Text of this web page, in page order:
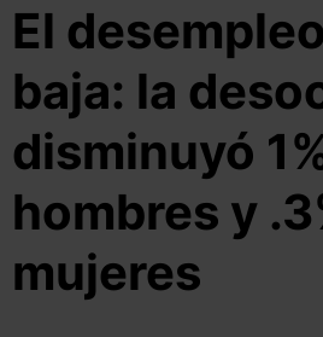
El
baja: la
disminuyó
hombres y
mujeres